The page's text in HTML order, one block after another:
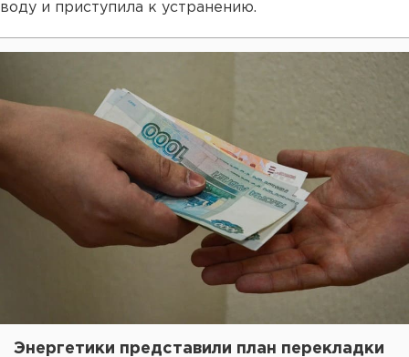
воду и приступила к устранению.
Энергетики представили план перекладки